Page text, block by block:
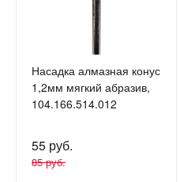
Насадка алмазная конус
1,2мм мягкий абразив,
104.166.514.012
55 руб.
85 руб.